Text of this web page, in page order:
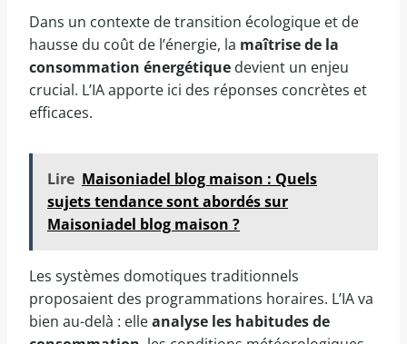
Dans un contexte de transition écologique et de
hausse du coût de l’énergie, la maîtrise de la
consommation énergétique devient un enjeu
crucial. L’IA apporte ici des réponses concrètes et
efficaces.
Lire Maisoniadel blog maison : Quels
sujets tendance sont abordés sur
Maisoniadel blog maison ?
Les systèmes domotiques traditionnels
proposaient des programmations horaires. L’IA va
bien au-delà : elleanalyse les habitudes de